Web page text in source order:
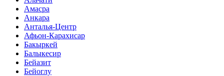
Амасра
Анкара
Анталья-Центр
Афьон-Карахисар
Бакыркей
Балыкесир
Бейазит
Бейоглу